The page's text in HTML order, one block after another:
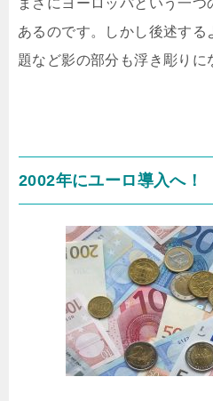
まさにヨーロッパという一
あるのです。しかし後述する
題など影の部分も浮き彫りに
2002年にユーロ導入へ！